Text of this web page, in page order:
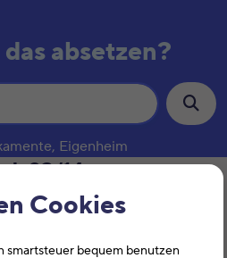
Cookies
smartsteuer bequem benutzen
absetzen?
Eigenheim
23/14